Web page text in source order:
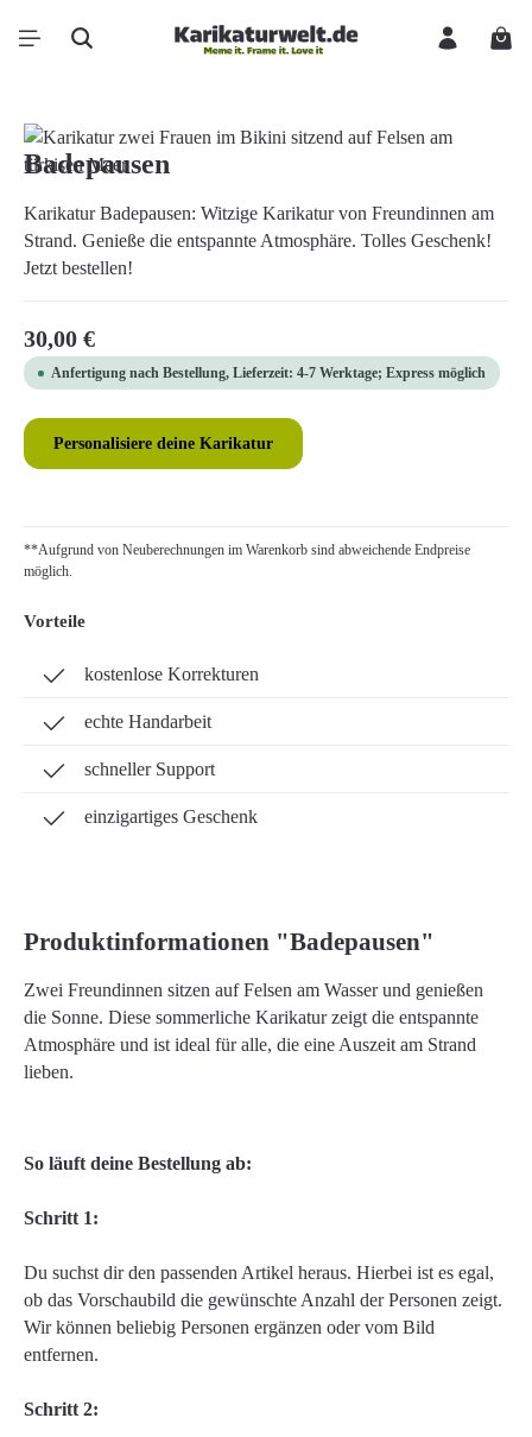
Zum Hauptinhalt springen
Bildergalerie überspringen
Badepausen
Karikatur Badepausen: Witzige Karikatur von Freundinnen am
Strand. Genieße die entspannte Atmosphäre. Tolles Geschenk!
Jetzt bestellen!
Regulärer Preis:
30,00 €
Anfertigung nach Bestellung, Lieferzeit: 4-7 Werktage; Express möglich
Personalisiere deine Karikatur
**Aufgrund von Neuberechnungen im Warenkorb sind abweichende Endpreise
möglich.
Vorteile
kostenlose Korrekturen
echte Handarbeit
schneller Support
einzigartiges Geschenk
Produktinformationen "Badepausen"
Zwei Freundinnen sitzen auf Felsen am Wasser und genießen
die Sonne. Diese sommerliche Karikatur zeigt die entspannte
Atmosphäre und ist ideal für alle, die eine Auszeit am Strand
lieben.
So läuft deine Bestellung ab:
Schritt 1:
Du suchst dir den passenden Artikel heraus. Hierbei ist es egal,
ob das Vorschaubild die gewünschte Anzahl der Personen zeigt.
Wir können beliebig Personen ergänzen oder vom Bild
entfernen.
Schritt 2: